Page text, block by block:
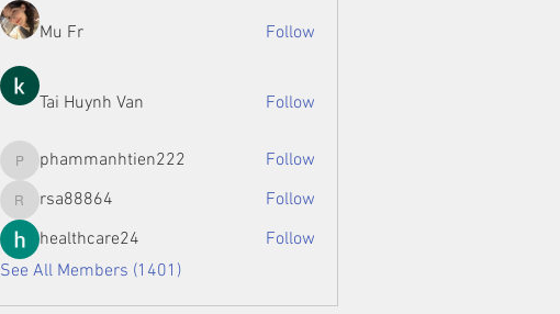
Mu Fr Follow
Tai Huynh Van Follow
phammanhtien222
phammanhtien222 Follow
rsa88864
rsa88864
Follow
healthcare24
Follow
See All Members (1401)